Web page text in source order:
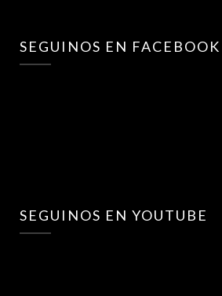
SEGUINOS EN FACEBOOK
SEGUINOS EN YOUTUBE